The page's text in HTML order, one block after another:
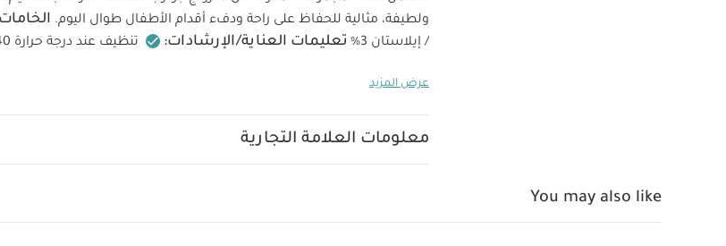
ولطيفة، مثالية للحفاظ على راحة ودفء أقدام الأطفال طوال اليوم.
/ إيلاستان 3%
تعليمات العناية/الإرشادات: تنظيف عند درجة حرارة 40
بأكمام قصيرة قماش عضوي بلون أبيض - 5 قطع
عرض المزيد
معلومات العلامة التجارية
You may also like